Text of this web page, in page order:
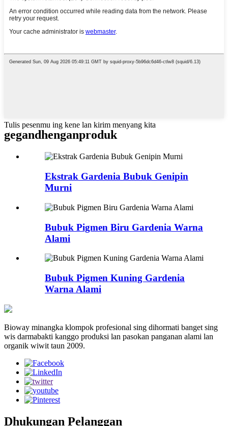
Tulis pesenmu ing kene lan kirim menyang kita
gegandhenganproduk
Ekstrak Gardenia Bubuk Genipin
Murni
Bubuk Pigmen Biru Gardenia Warna
Alami
Bubuk Pigmen Kuning Gardenia
Warna Alami
Bioway minangka klompok profesional sing dihormati banget sing
wis darmabakti kanggo produksi lan pasokan panganan alami lan
organik wiwit taun 2009.
Dhukungan Pelanggan